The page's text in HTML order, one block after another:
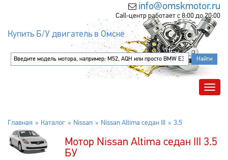
info@omskmotor.ru
Call-центр работает с 8:00 до 20:00
Купить Б/У двигатель в Омске
Главная Каталог Nissan Nissan Altima седан III 3.5
Мотор Nissan Altima седан III 3.5
БУ